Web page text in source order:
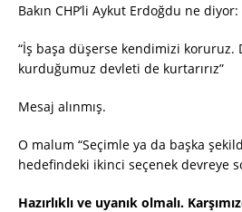
Bakın CHP’li Aykut Erdoğdu ne diyor:
“İş başa düşerse kendimizi koruruz.
kurduğumuz devleti de kurtarırız”
Mesaj alınmış.
O malum “Seçimle ya da başka
hedefindeki ikinci seçenek devreye
Hazırlıklı ve uyanık olmalı.